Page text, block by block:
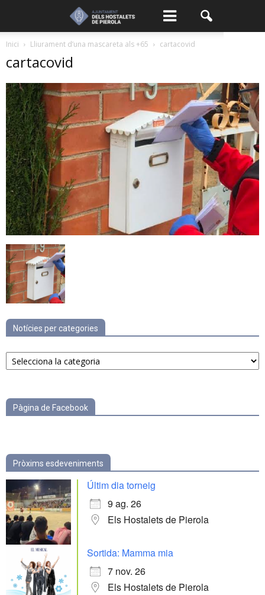
Inici Lliurament d’una mascareta als +65 cartacovid
cartacovid
Notícies per categories
Notícies
per
Pàgina de Facebook
Pròxims esdeveniments
Últim dia torneig
9 ag. 26
Els Hostalets de Pierola
Sortida: Mamma mia
7 nov. 26
Els Hostalets de Pierola